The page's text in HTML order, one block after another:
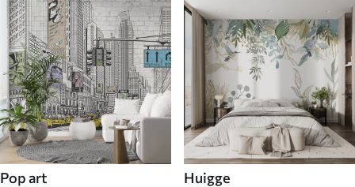
Pop art Huigge